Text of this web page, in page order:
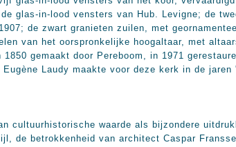
glas-in-lood vensters van Hub. Levigne; de
de zwart granieten zuilen, met
van het oorspronkelijke hoogaltaar, met
gemaakt door Pereboom, in 1971
Laudy maakte voor deze kerk in de jaren
cultuurhistorische waarde als bijzondere
de betrokkenheid van architect Caspar